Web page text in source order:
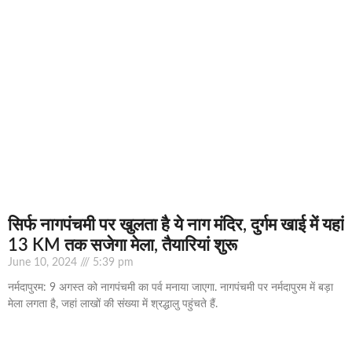
सिर्फ नागपंचमी पर खुलता है ये नाग मंदिर, दुर्गम खाई में यहां
13 KM तक सजेगा मेला, तैयारियां शुरू
June 10, 2024 5:39 pm
नर्मदापुरम: 9 अगस्त को नागपंचमी का पर्व मनाया जाएगा. नागपंचमी पर नर्मदापुरम में बड़ा
मेला लगता है, जहां लाखों की संख्या में श्रद्धालु पहुंचते हैं.